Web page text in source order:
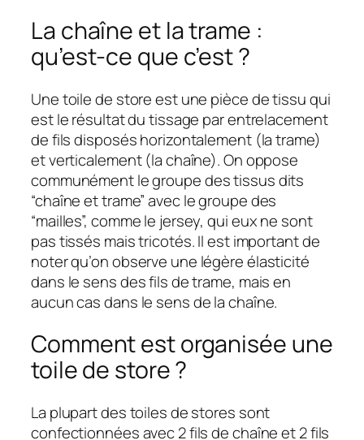
La chaîne et la trame :
qu’est-ce que c’est ?
Une toile de store est une pièce de tissu qui
est le résultat du tissage par entrelacement
de fils disposés horizontalement (la trame)
et verticalement (la chaîne). On oppose
communément le groupe des tissus dits
“chaîne et trame” avec le groupe des
“mailles”, comme le jersey, qui eux ne sont
pas tissés mais tricotés. Il est important de
noter qu’on observe une légère élasticité
dans le sens des fils de trame, mais en
aucun cas dans le sens de la chaîne.
Comment est organisée une
toile de store ?
La plupart des toiles de stores sont
confectionnées avec 2 fils de chaîne et 2 fils